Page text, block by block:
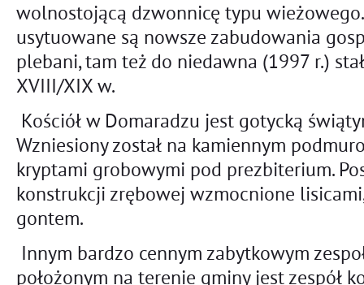
wolnostojącą dzwonnicę typu
usytuowane są nowsze zabudowania
plebani, tam też do niedawna (1997 r.)
XVIII/XIX w.
Kościół w Domaradzu jest gotycką
Wzniesiony został na kamiennym
kryptami grobowymi pod prezbiterium.
konstrukcji zrębowej wzmocnione
gontem.
Innym bardzo cennym zabytkowym
położonym na terenie gminy jest zespół